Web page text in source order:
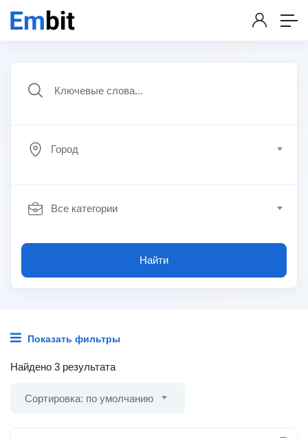
Город
Все категории
Найти
Показать фильтры
Найдено 3 результата
Сортировка: по умолчанию